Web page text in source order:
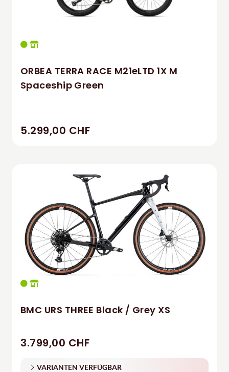
ORBEA TERRA RACE M21eLTD 1X M
Spaceship Green
5.299,00 CHF
BMC URS THREE Black / Grey XS
3.799,00 CHF
VARIANTEN VERFÜGBAR